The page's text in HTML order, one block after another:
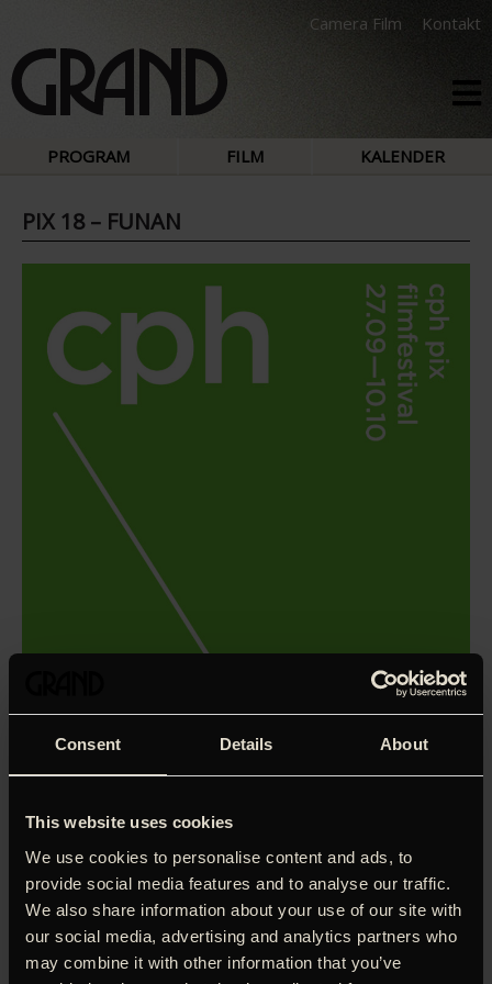
Consent Details About
This website uses cookies
We use cookies to personalise content and ads, to
provide social media features and to analyse our traffic.
We also share information about your use of our site with
our social media, advertising and analytics partners who
may combine it with other information that you’ve
Camera Film Kontakt
PROGRAM FILM KALENDER
PIX 18 – FUNAN
Nogen gange er den eneste løsning at gå animationens
vej, hvis man vil skildre historiens grusomheder. Formen
distancerer os nok til, at vi magter at tage det frygtelige